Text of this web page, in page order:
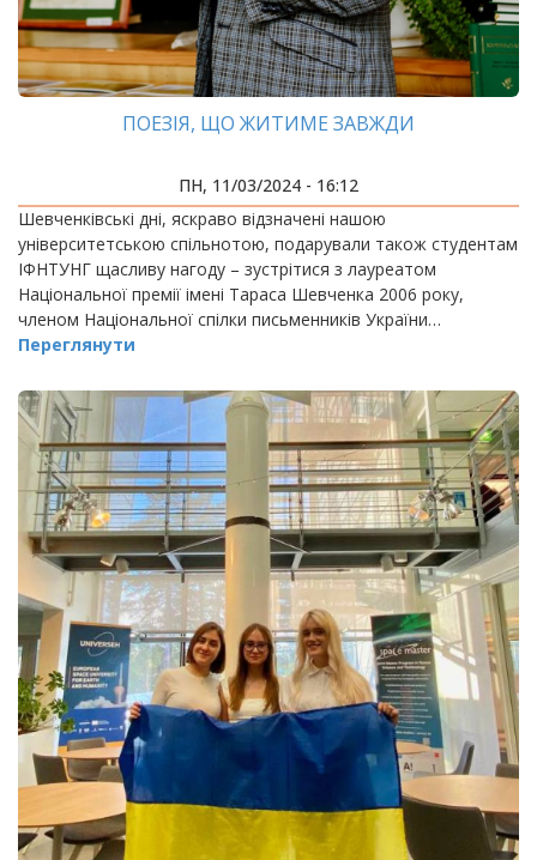
ПОЕЗІЯ, ЩО ЖИТИМЕ ЗАВЖДИ
ПН, 11/03/2024 - 16:12
Шевченківські дні, яскраво відзначені нашою
університетською спільнотою, подарували також студентам
ІФНТУНГ щасливу нагоду – зустрітися з лауреатом
Національної премії імені Тараса Шевченка 2006 року,
членом Національної спілки письменників України…
Переглянути